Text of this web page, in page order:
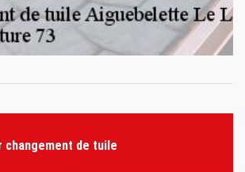
changement de tuile